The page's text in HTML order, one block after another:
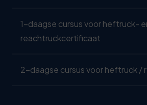
1-daagse cursus voor heftruck-
reachtruckcertificaat
2-daagse cursus voor heftruck /